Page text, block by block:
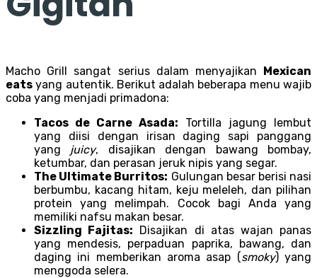
Macho Grill sangat serius dalam menyajikan Mexican
eats yang autentik. Berikut adalah beberapa menu wajib
coba yang menjadi primadona:
Tacos de Carne Asada: Tortilla jagung lembut
yang diisi dengan irisan daging sapi panggang
yang juicy, disajikan dengan bawang bombay,
ketumbar, dan perasan jeruk nipis yang segar.
The Ultimate Burritos: Gulungan besar berisi nasi
berbumbu, kacang hitam, keju meleleh, dan pilihan
protein yang melimpah. Cocok bagi Anda yang
memiliki nafsu makan besar.
Sizzling Fajitas: Disajikan di atas wajan panas
yang mendesis, perpaduan paprika, bawang, dan
daging ini memberikan aroma asap (smoky) yang
menggoda selera.